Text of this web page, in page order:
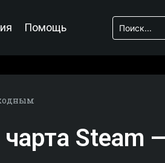
Помощь
Steam